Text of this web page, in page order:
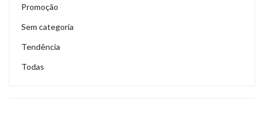
Promoção
Sem categoria
Tendência
Todas